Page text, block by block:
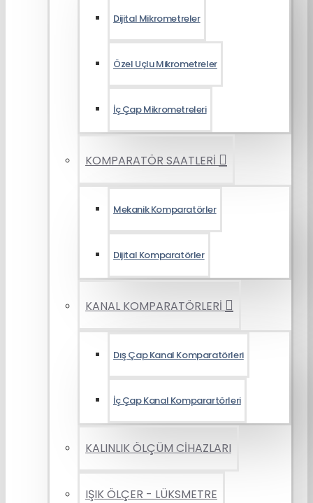
Dijital Mikrometreler
Özel Uçlu Mikrometreler
İç Çap Mikrometreleri
KOMPARATÖR SAATLERİ
Mekanik Komparatörler
Dijital Komparatörler
KANAL KOMPARATÖRLERİ
Dış Çap Kanal Komparatörleri
İç Çap Kanal Komparartörleri
KALINLIK ÖLÇÜM CİHAZLARI
IŞIK ÖLÇER - LÜKSMETRE